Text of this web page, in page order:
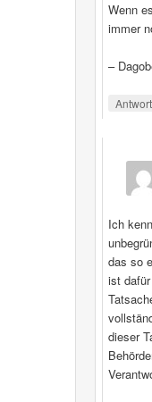
Wenn
immer
–
Ich
das so
ist
dieser